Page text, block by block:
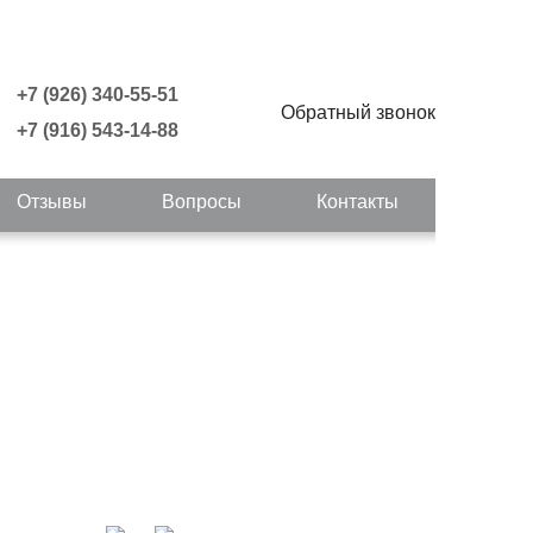
+7 (926) 340-55-51
+7 (916) 543-14-88
Обратный звонок
Отзывы Вопросы Контакты